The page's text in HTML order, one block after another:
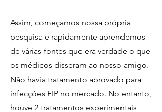
Assim, começamos nossa própria
pesquisa e rapidamente aprendemos
de várias fontes que era verdade o que
os médicos disseram ao nosso amigo.
Não havia tratamento aprovado para
infecções FIP no mercado. No entanto,
houve 2 tratamentos experimentais